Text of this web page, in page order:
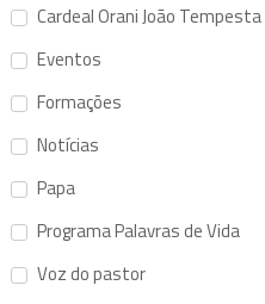
Cardeal Orani João Tempesta
Eventos
Formações
Notícias
Papa
Programa Palavras de Vida
Voz do pastor